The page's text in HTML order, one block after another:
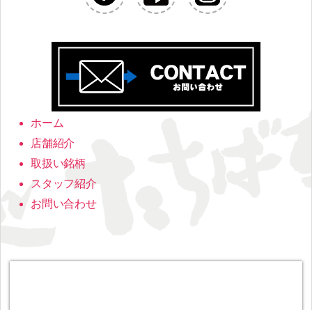
ホーム
店舗紹介
取扱い銘柄
スタッフ紹介
お問い合わせ